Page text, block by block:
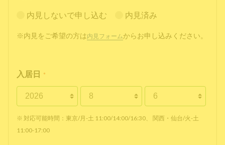
内見しないで申し込む 内見済み
※内見をご希望の方は 内見フォームからお申し込みください。
入居日 *
※ 対応可能時間：東京/月-土 11:00/14:00/16:30、 関西・仙台/火-土
11:00-17:00